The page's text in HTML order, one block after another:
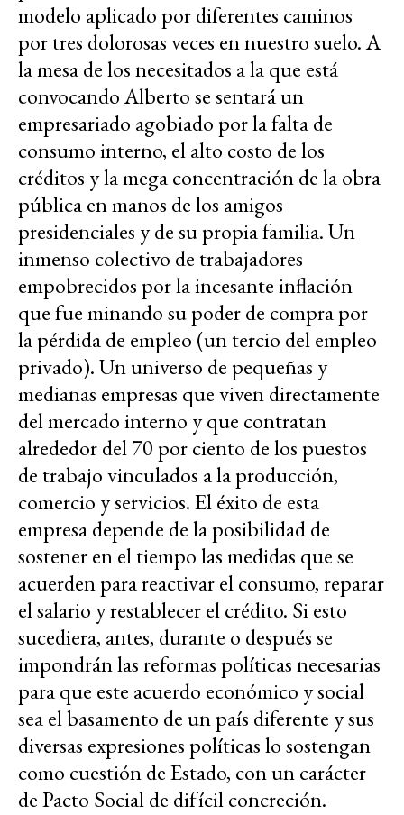
modelo aplicado por diferentes caminos
por tres dolorosas veces en nuestro suelo. A
la mesa de los necesitados a la que está
convocando Alberto se sentará un
empresariado agobiado por la falta de
consumo interno, el alto costo de los
créditos y la mega concentración de la obra
pública en manos de los amigos
presidenciales y de su propia familia. Un
inmenso colectivo de trabajadores
empobrecidos por la incesante inflación
que fue minando su poder de compra por
la pérdida de empleo (un tercio del empleo
privado). Un universo de pequeñas y
medianas empresas que viven directamente
del mercado interno y que contratan
alrededor del 70 por ciento de los puestos
de trabajo vinculados a la producción,
comercio y servicios. El éxito de esta
empresa depende de la posibilidad de
sostener en el tiempo las medidas que se
acuerden para reactivar el consumo, reparar
el salario y restablecer el crédito. Si esto
sucediera, antes, durante o después se
impondrán las reformas políticas necesarias
para que este acuerdo económico y social
sea el basamento de un país diferente y sus
diversas expresiones políticas lo sostengan
como cuestión de Estado, con un carácter
de Pacto Social de difícil concreción.